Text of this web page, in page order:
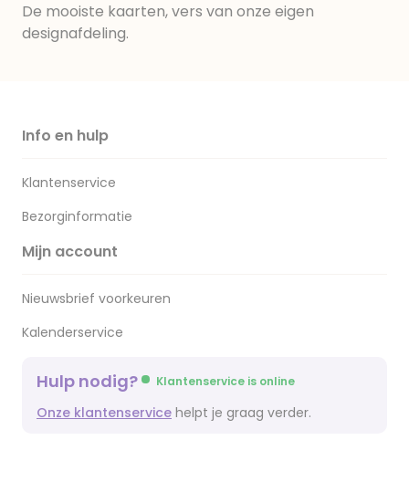
De mooiste kaarten, vers van onze eigen
designafdeling.
Info en hulp
Klantenservice
Bezorginformatie
Mijn account
Nieuwsbrief voorkeuren
Kalenderservice
Hulp nodig? Klantenservice is online
Onze klantenservice helpt je graag verder.